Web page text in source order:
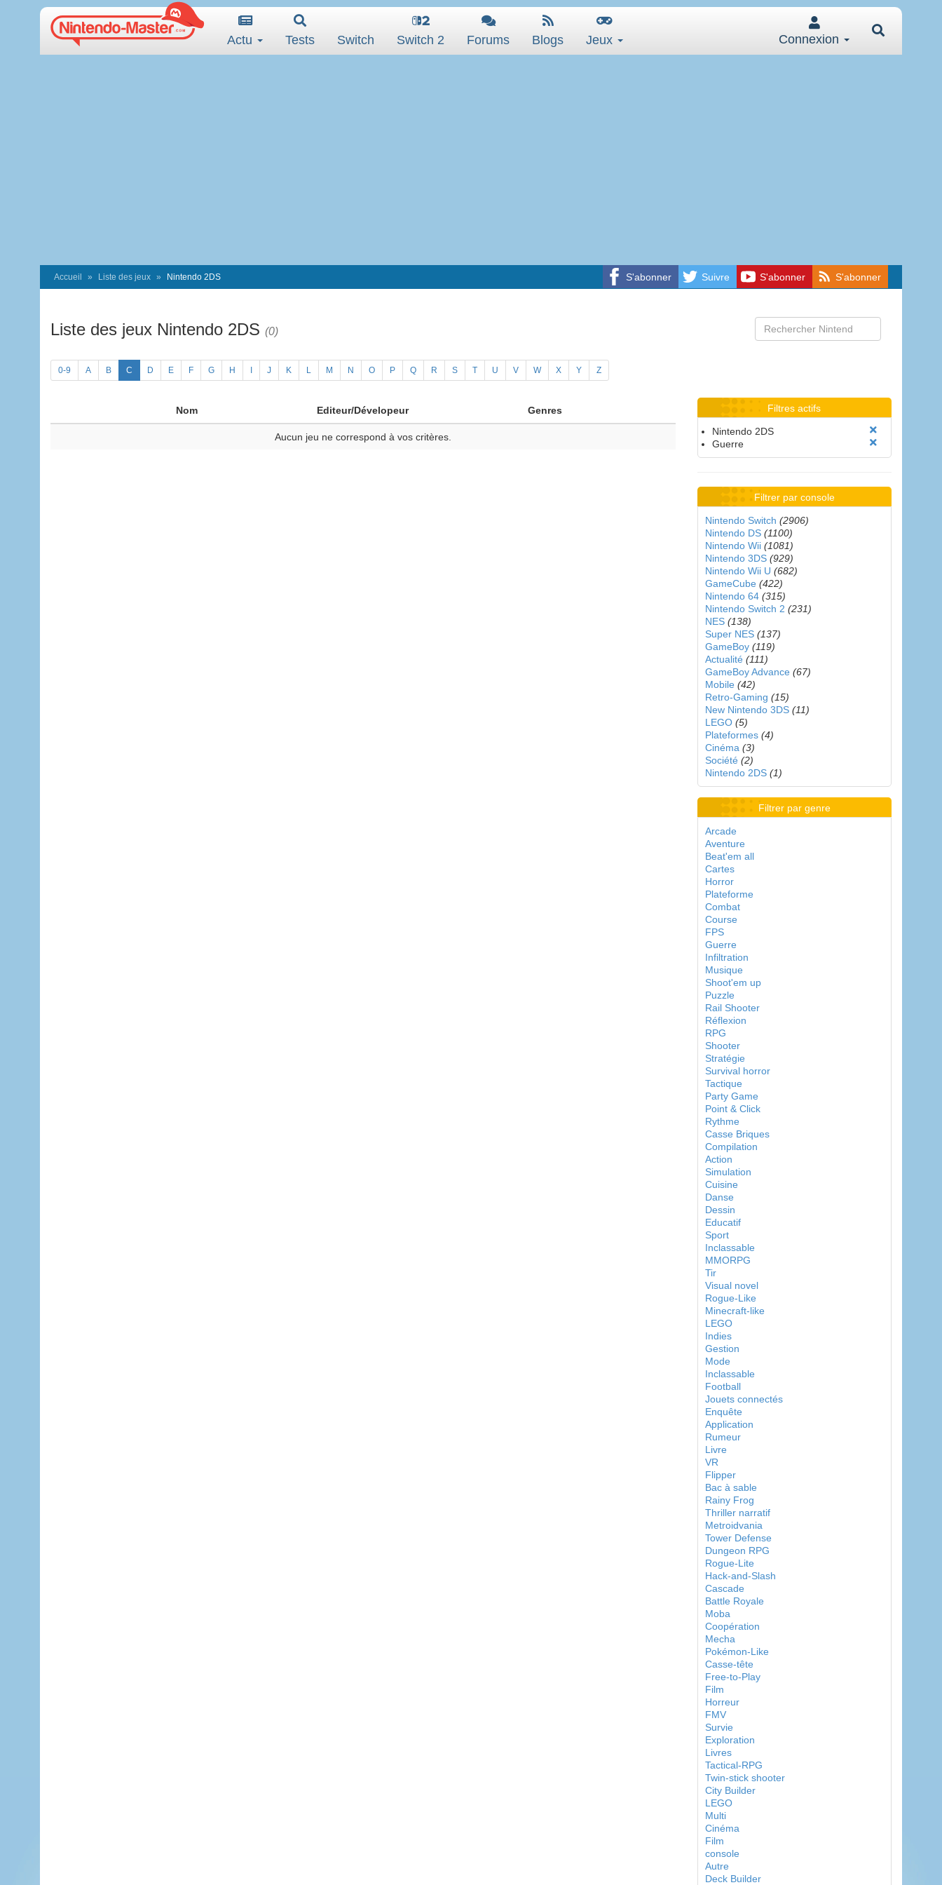
Actu Tests Switch Switch 2 Forums Blogs Jeux Connexion
S'abonner Suivre S'abonner S'abonner
Accueil Liste des jeux Nintendo 2DS
Liste des jeux Nintendo 2DS (0)
0-9 A B C D E F G H J K L M N O P Q R S T U V W X Y Z
Nom Editeur/Dévelopeur Genres
Aucun jeu ne correspond à vos critères.
Filtres actifs
Nintendo 2DS
Guerre
Filtrer par console
Nintendo Switch (2906)
Nintendo DS (1100)
Nintendo Wii (1081)
Nintendo 3DS (929)
Nintendo Wii U (682)
GameCube (422)
Nintendo 64 (315)
Nintendo Switch 2 (231)
NES (138)
Super NES (137)
GameBoy (119)
Actualité (111)
GameBoy Advance (67)
Mobile (42)
Retro-Gaming (15)
New Nintendo 3DS (11)
LEGO (5)
Plateformes (4)
Cinéma (3)
Société (2)
Nintendo 2DS (1)
Filtrer par genre
Arcade
Aventure
Beat'em all
Cartes
Horror
Plateforme
Combat
Course
FPS
Guerre
Infiltration
Musique
Shoot'em up
Puzzle
Rail Shooter
Réflexion
RPG
Shooter
Stratégie
Survival horror
Tactique
Party Game
Point & Click
Rythme
Casse Briques
Compilation
Action
Simulation
Cuisine
Danse
Dessin
Educatif
Sport
Inclassable
MMORPG
Tir
Visual novel
Rogue-Like
Minecraft-like
LEGO
Indies
Gestion
Mode
Inclassable
Football
Jouets connectés
Enquête
Application
Rumeur
Livre
VR
Flipper
Bac à sable
Rainy Frog
Thriller narratif
Metroidvania
Tower Defense
Dungeon RPG
Rogue-Lite
Hack-and-Slash
Cascade
Battle Royale
Moba
Coopération
Mecha
Pokémon-Like
Casse-tête
Free-to-Play
Film
Horreur
FMV
Survie
Exploration
Livres
Tactical-RPG
Twin-stick shooter
City Builder
LEGO
Multi
Cinéma
Film
console
Autre
Deck Builder